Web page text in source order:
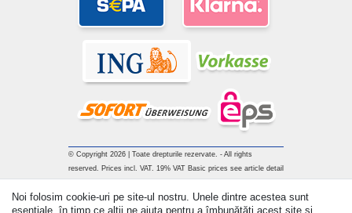
© Copyright 2026 | Toate drepturile rezervate. - All rights
reserved. Prices incl. VAT. 19% VAT Basic prices see article detail
Noi folosim cookie-uri pe site-ul nostru. Unele dintre acestea sunt
esențiale, în timp ce alții ne ajuta pentru a îmbunătăți acest site și